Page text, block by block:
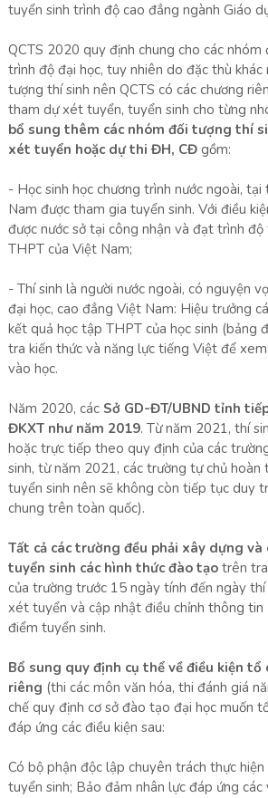
tuyển sinh trình độ cao đẳng ngành Giáo
QCTS 2020 quy định chung cho các
trình độ đại học, tuy nhiên do đặc thù khác
tượng thí sinh nên QCTS có các chương
tham dự xét tuyển, tuyển sinh cho từng
bổ sung thêm các nhóm đối tượng thí
xét tuyển hoặc dự thi ĐH, CĐgồm:
- Học sinh học chương trình nước ngoài,
Nam được tham gia tuyển sinh. Với điều
được nước sở tại công nhận và đạt trình
THPT của Việt Nam;
- Thí sinh là người nước ngoài, có nguyện
đại học, cao đẳng Việt Nam: Hiệu trưởng
kết quả học tập THPT của học sinh (bảng
tra kiến thức và năng lực tiếng Việt để
vào học.
Năm 2020, các Sở GD-ĐT/UBND tỉnh
ĐKXT như năm 2019. Từ năm 2021, thí
hoặc trực tiếp theo quy định của các
sinh, từ năm 2021, các trường tự chủ hoàn
tuyển sinh nên sẽ không còn tiếp tục duy
chung trên toàn quốc).
Tất cả các trường đều phải xây dựng và
tuyển sinh các hình thức đào tạotrên
của trường trước 15 ngày tính đến ngày
xét tuyển và cập nhật điều chỉnh thông tin
điểm tuyển sinh.
Bổ sung quy định cụ thể về điều kiện tổ
riêng (thi các môn văn hóa, thi đánh giá
chế quy định cơ sở đào tạo đại học muốn
đáp ứng các điều kiện sau:
Có bộ phận độc lập chuyên trách thực
tuyển sinh; Bảo đảm nhân lực đáp ứng